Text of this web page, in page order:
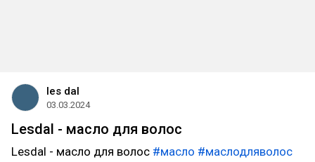
les dal
03.03.2024
Lesdal - масло для волос
Lesdal - масло для волос #масло #маслодляволос